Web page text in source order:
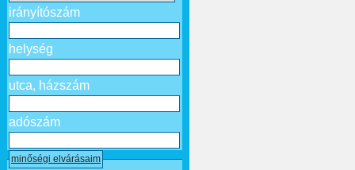
irányítószám
helység
utca, házszám
adószám
minőségi elvárásaim